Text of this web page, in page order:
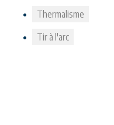
Thermalisme
Tir à l'arc